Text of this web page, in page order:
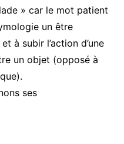
» car le mot patient
un être
à subir l’action d’une
un objet (opposé à
ses